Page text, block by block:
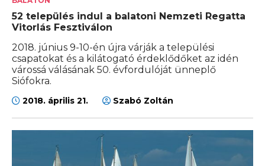
52 település indul a balatoni Nemzeti Regatta
Vitorlás Fesztiválon
2018. június 9-10-én újra várják a települési
csapatokat és a kilátogató érdeklődőket az idén
várossá válásának 50. évfordulóját ünneplő
Siófokra.
2018. április 21. Szabó Zoltán